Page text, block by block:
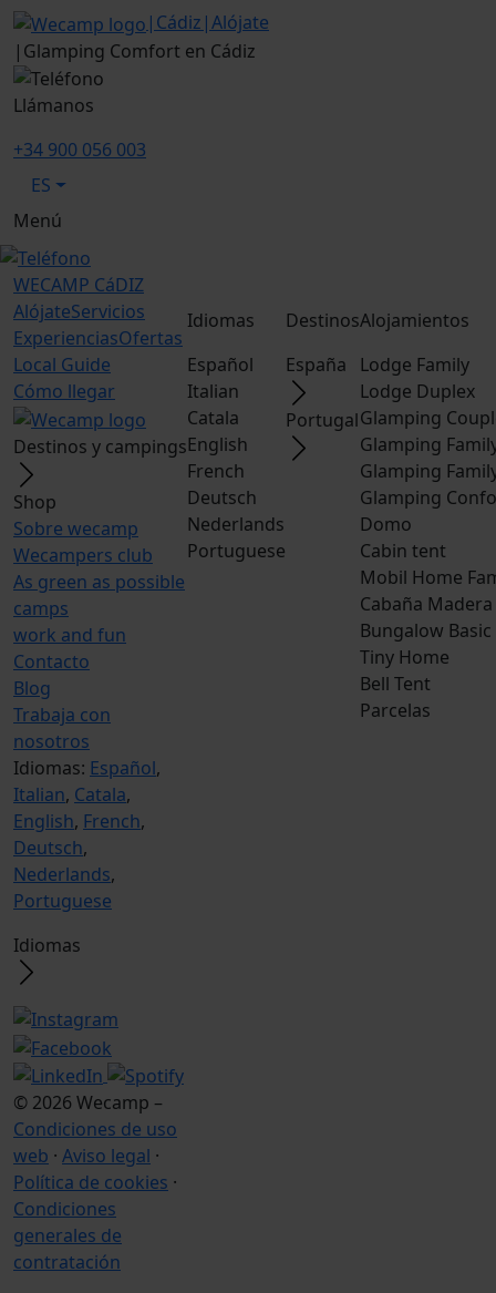
| Cádiz |Alójate
| Glamping Comfort en Cádiz
Llámanos
+34 900 056 003
ES
Menú
WECAMP CáDIZ
AlójateServicios
ExperienciasOfertas
Local Guide
Cómo llegar
Destinos y campings
Shop
Sobre wecamp
Wecampers club
As green as possible
camps
work and fun
Contacto
Blog
Trabaja con
nosotros
Idiomas: Español,
Italian, Catala,
English, French,
Deutsch,
Nederlands,
Portuguese
Idiomas
© 2026 Wecamp –
Condiciones de uso
web · Aviso legal ·
Política de cookies ·
Condiciones
generales de
contratación
Idiomas
Español
Italian
Catala
English
French
Deutsch
Nederlands
Portuguese
Destinos
España
Portugal
Alojamientos
Lodge Family
Lodge Duplex
Glamping
Glamping
Glamping
Glamping
Domo
Cabin tent
Mobil Home
Cabaña Madera
Bungalow Basic
Tiny Home
Bell Tent
Parcelas